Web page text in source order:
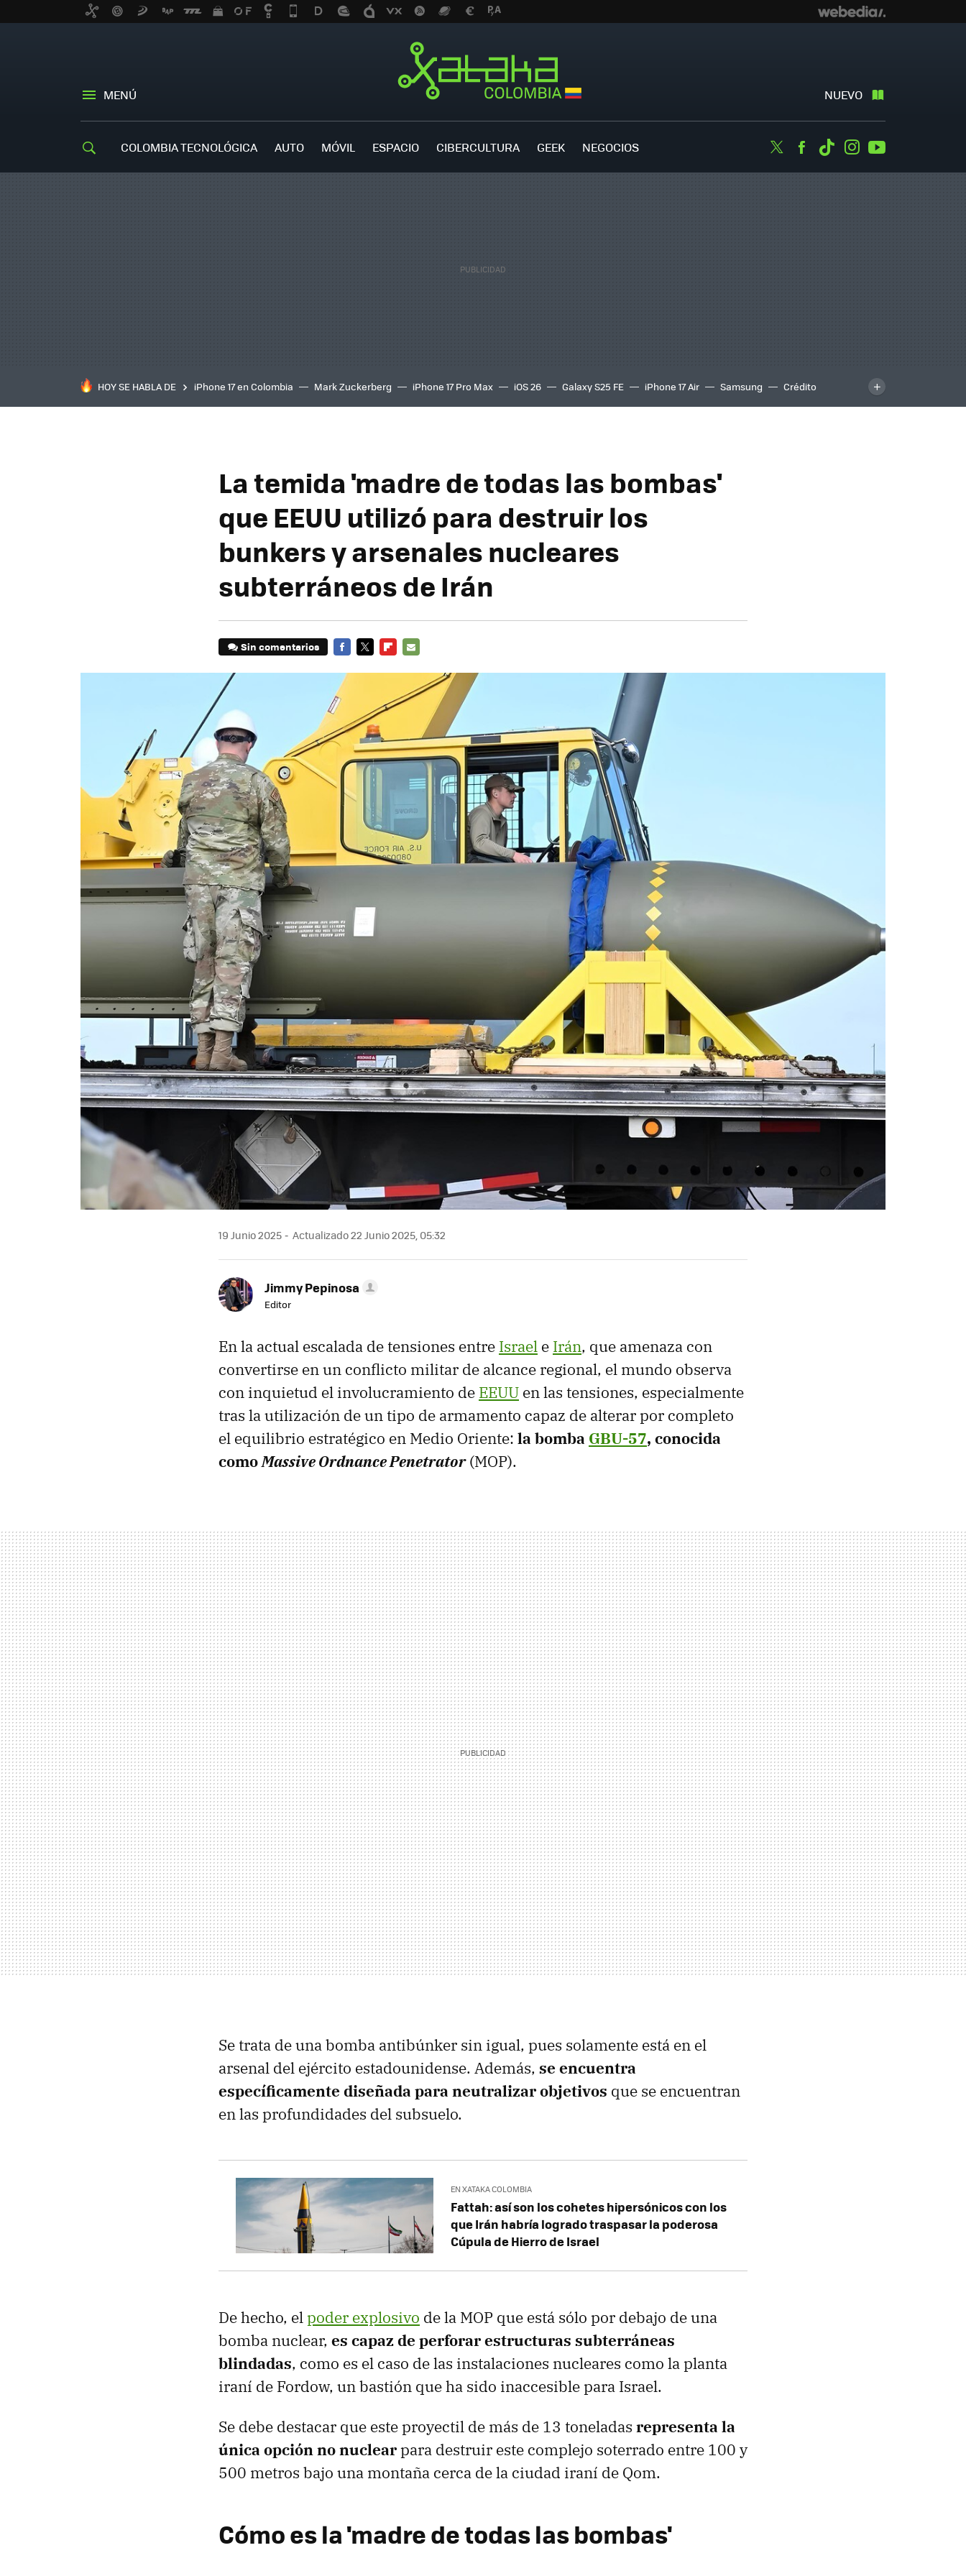
MENÚ NUEVO
COLOMBIA TECNOLÓGICA AUTO MÓVIL ESPACIO CIBERCULTURA GEEK NEGOCIOS TwitterFacebook
TiktokInstagram
HOY SE HABLA DE iPhone 17 en Colombia Mark Zuckerberg iPhone 17 Pro Max iOS 26 Galaxy S25 FE iPhone 17 Air Samsung
Crédito
inteligente
IA TCL C8K
La temida 'madre de todas las bombas'
que EEUU utilizó para destruir los
bunkers y arsenales nucleares
subterráneos de Irán
Sin comentarios
19 Junio 2025 Actualizado 22 Junio 2025, 05:32
Jimmy Pepinosa
Editor
En la actual escalada de tensiones entre Israel e Irán, que amenaza con
convertirse en un conflicto militar de alcance regional, el mundo observa
con inquietud el involucramiento de EEUU en las tensiones, especialmente
tras la utilización de un tipo de armamento capaz de alterar por completo
el equilibrio estratégico en Medio Oriente: la bomba GBU-57, conocida
comoMassive Ordnance Penetrator (MOP).
Se trata de una bomba antibúnker sin igual, pues solamente está en el
arsenal del ejército estadounidense. Además, se encuentra
específicamente diseñada para neutralizar objetivos que se encuentran
en las profundidades del subsuelo.
EN XATAKA COLOMBIA
Fattah: así son los cohetes hipersónicos con los
que Irán habría logrado traspasar la poderosa
Cúpula de Hierro de Israel
De hecho, elpoder explosivo de la MOP que está sólo por debajo de una
bomba nuclear, es capaz de perforar estructuras subterráneas
blindadas, como es el caso de las instalaciones nucleares como la planta
iraní de Fordow, un bastión que ha sido inaccesible para Israel.
Se debe destacar que este proyectil de más de 13 toneladas representa la
única opción no nuclearpara destruir este complejo soterrado entre 100 y
500 metros bajo una montaña cerca de la ciudad iraní de Qom.
Cómo es la 'madre de todas las bombas'